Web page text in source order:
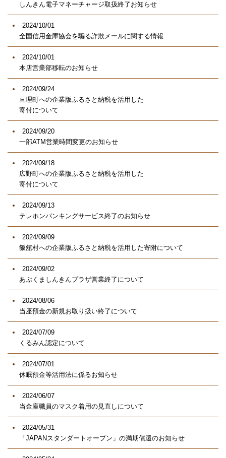
しんきん電子マネーチャージ取扱終了お知らせ
2024/10/01
全国信用金庫協会を騙る詐欺メールに関する情報
2024/10/01
本店営業部移転のお知らせ
2024/09/24
亘理町への企業版ふるさと納税を活用した
寄付について
2024/09/20
一部ATM営業時間変更のお知らせ
2024/09/18
広野町への企業版ふるさと納税を活用した
寄付について
2024/09/13
テレホンバンキングサービス終了のお知らせ
2024/09/09
飯舘村への企業版ふるさと納税を活用した寄附について
2024/09/02
あぶくましんきんプラザ営業終了について
2024/08/06
当座預金の新規お取り扱い終了について
2024/07/09
くるみん認定について
2024/07/01
休眠預金等活用法に係るお知らせ
2024/06/07
当金庫職員のマスク着用の見直しについて
2024/05/31
「JAPANスタンダートオープン」の満期償還のお知らせ